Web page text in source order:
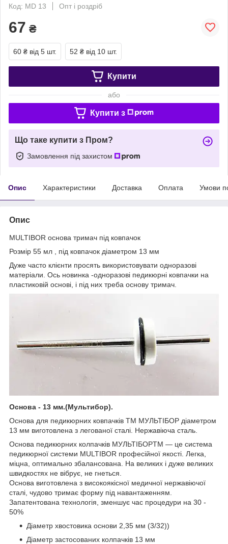
Код: MD 13
Опт і роздріб
67 ₴
60 ₴ від 5 шт. 52 ₴ від 10 шт.
Купити
або
Купити з
Що таке купити з Пром?
Замовлення під захистом
Опис Характеристики Доставка Оплата Умови
Опис
MULTIBOR основа тримач під ковпачок
Розмір 55 мл , під ковпачок діаметром 13 мм
Дуже часто клієнти просять використовувати одноразові
матеріали. Ось новинка -одноразові педикюрні ковпачки на
пластиковій основі, і під них треба основу тримач.
Основа - 13 мм.(Мультибор).
Основа для педикюрних ковпачків ТМ МУЛЬТІБОР діаметром
13 мм виготовлена з легованої сталі. Нержавіюча сталь.
Основа педикюрних колпачків МУЛЬТІБОРTM — це система
педикюрної системи MULTIBOR професійної якості. Легка,
міцна, оптимально збалансована. На великих і дуже великих
швидкостях не вібрує, не гнеться.
Основа виготовлена з високоякісної медичної нержавіючої
сталі, чудово тримає форму під навантаженням.
Запатентована технологія, зменшує час процедури на 30 -
50%
Діаметр хвостовика основи 2,35 мм (3/32))
Діаметр застосованих колпачків 13 мм